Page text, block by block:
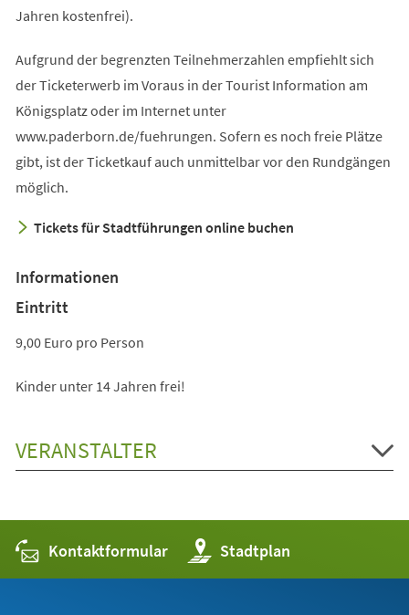
Jahren kostenfrei).
Aufgrund der begrenzten Teilnehmerzahlen empfiehlt sich
der Ticketerwerb im Voraus in der Tourist Information am
Königsplatz oder im Internet unter
www.paderborn.de/fuehrungen. Sofern es noch freie Plätze
gibt, ist der Ticketkauf auch unmittelbar vor den Rundgängen
möglich.
Tickets für Stadtführungen online buchen
Informationen
Eintritt
9,00 Euro pro Person
Kinder unter 14 Jahren frei!
VERANSTALTER
Kontaktformular Stadtplan
(Öffnet
in
einem